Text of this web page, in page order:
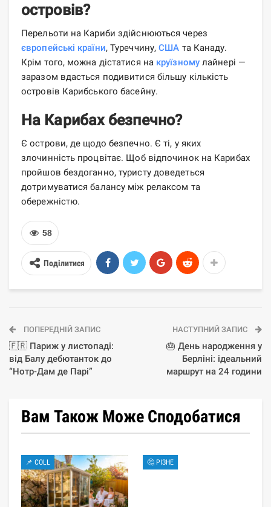
островів?
Перельоти на Кариби здійснюються через
європейські країни, Туреччину,США та Канаду.
Крім того, можна дістатися на круїзномулайнері —
заразом вдасться подивитися більшу кількість
островів Карибського басейну.
На Карибах безпечно?
Є острови, де щодо безпечно. Є ті, у яких
злочинність процвітає. Щоб відпочинок на Карибах
пройшов бездоганно, туристу доведеться
дотримуватися балансу між релаксом та
обережністю.
58
Поділитися
ПОПЕРЕДНІЙ ЗАПИС
🇫🇷 Париж у листопаді:
від Балу дебютанток до
“Нотр-Дам де Парі”
НАСТУПНИЙ ЗАПИС
🎂 День народження у
Берліні: ідеальний
маршрут на 24 години
Вам Також Може Сподобатися
📌 COLL 🤔 РІЗНЕ